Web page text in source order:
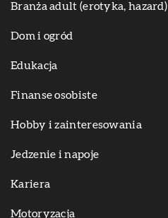
Branża adult (erotyka, hazard)
Dom i ogród
Edukacja
Finanse osobiste
Hobby i zainteresowania
Jedzenie i napoje
Kariera
Motoryzacja